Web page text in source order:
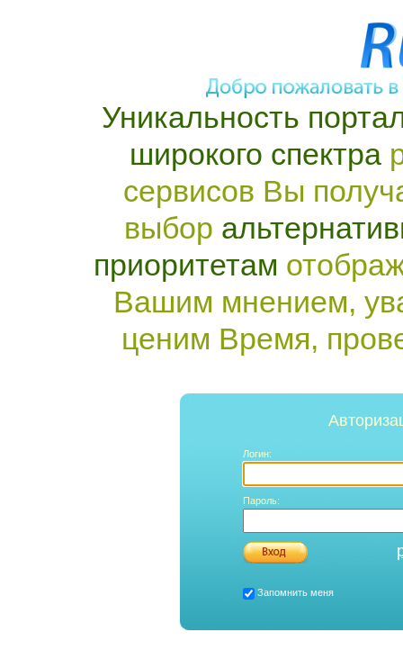
Уникальность
широкого спектра
сервисов Вы
выбор
приоритетам
Вашим мнением,
ценим Время,
Логин:
Пароль:
Запомнить меня